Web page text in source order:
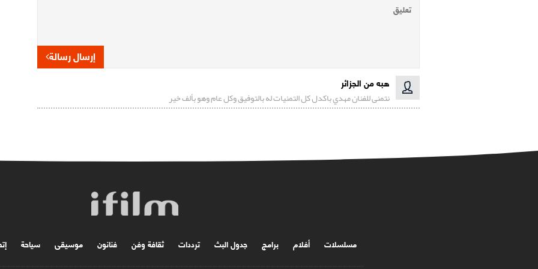
إرسال رسالة
هبه من الجزائر
نتمنى للفنان مهدي باكدل كل التمنيات له بالتوفيق وكل عام وهو بألف خير
مسلسلات أفلام برامج جدول البث ترددات ثقافة وفن فنانون موسیقی سياحة